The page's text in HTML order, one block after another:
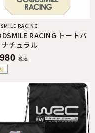
RACING
RACING トートバ
ナチュラル
税込